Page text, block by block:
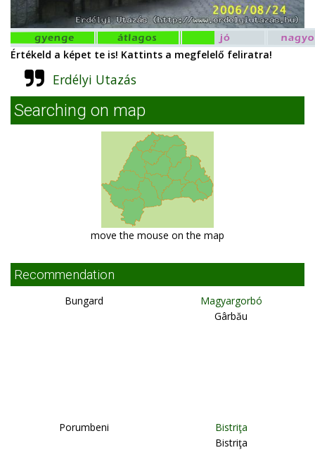
Értékeld a képet te is! Kattints a megfelelő feliratra!
Erdélyi Utazás
Searching on map
move the mouse on the map
Recommendation
Bungard
Magyargorbó
Gârbău
Porumbeni
Bistriţa
Bistriţa